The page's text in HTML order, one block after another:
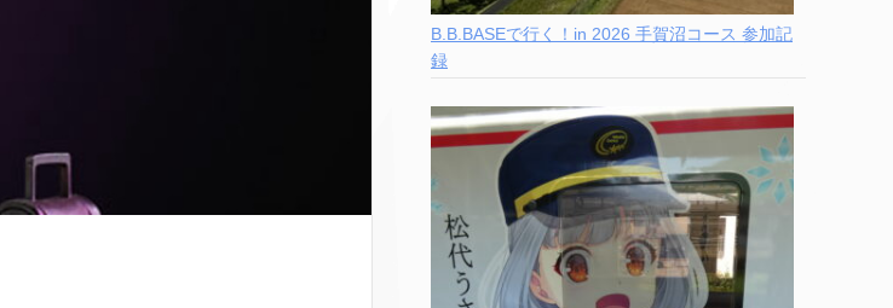
B.B.BASEで行く！in 2026 手賀沼コース 参加記
録